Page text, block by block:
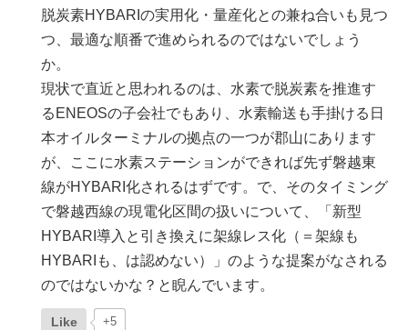
脱炭素HYBARIの実用化・量産化との兼ね合いも見つ
つ、最適な順番で進められるのではないでしょう
か。
現状で直近と思われるのは、水素で脱炭素を推進す
るENEOSの子会社でもあり、水素輸送も手掛ける日
本オイルターミナルの拠点の一つが郡山にあります
が、ここに水素ステーションができれば先ず磐越東
線がHYBARI化されるはずです。で、そのタイミング
で磐越西線の現電化区間の扱いについて、「新型
HYBARI導入と引き換えに架線レス化（＝架線も
HYBARIも、は認めない）」のような提案がなされる
のではないかな？と睨んでいます。
Like +5